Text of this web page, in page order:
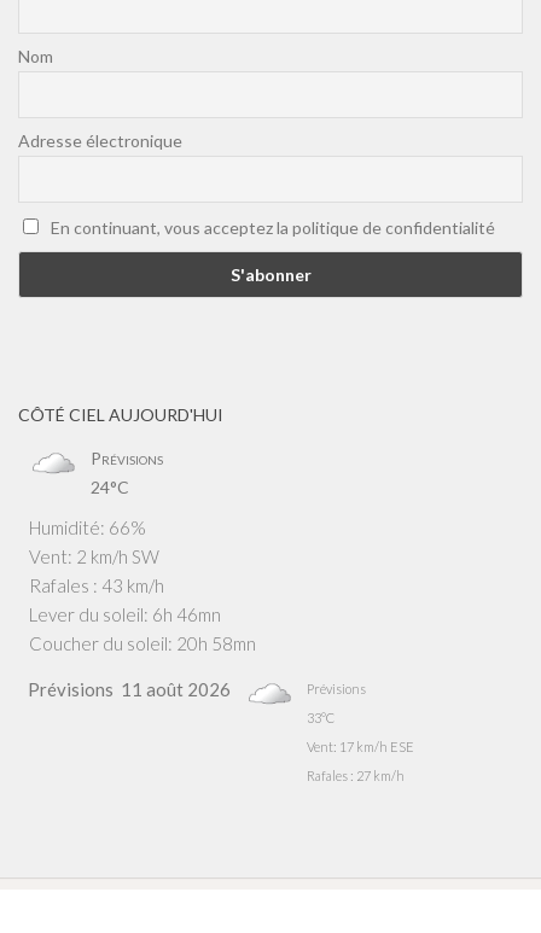
Nom
Adresse électronique
En continuant, vous acceptez la politique de confidentialité
CÔTÉ CIEL AUJOURD'HUI
Prévisions
24°C
Humidité: 66%
Vent: 2 km/h SW
Rafales : 43 km/h
Lever du soleil: 6h 46mn
Coucher du soleil: 20h 58mn
Prévisions 11 août 2026
Prévisions
33°C
Vent: 17 km/h ESE
Rafales : 27 km/h